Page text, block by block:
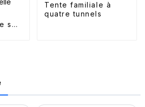
ski
Tente familiale à
quatre tunnels